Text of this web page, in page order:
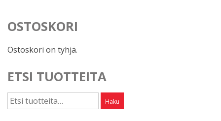
OSTOSKORI
Ostoskori on tyhjä.
ETSI TUOTTEITA
Etsi: Haku